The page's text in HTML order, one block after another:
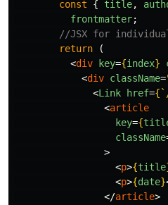
const { title,
frontmatter;
//JSX for
return
(
<div key={index}
<div className=
<Link href={
<article
key={
className
>
<p>{title
<p>{date}
</article>